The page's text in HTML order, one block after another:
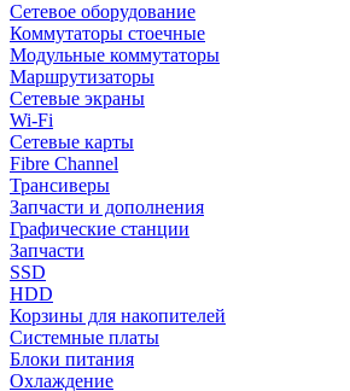
Сетевое оборудование
Коммутаторы стоечные
Модульные коммутаторы
Маршрутизаторы
Сетевые экраны
Wi-Fi
Сетевые карты
Fibre Channel
Трансиверы
Запчасти и дополнения
Графические станции
Запчасти
SSD
HDD
Корзины для накопителей
Системные платы
Блоки питания
Охлаждение